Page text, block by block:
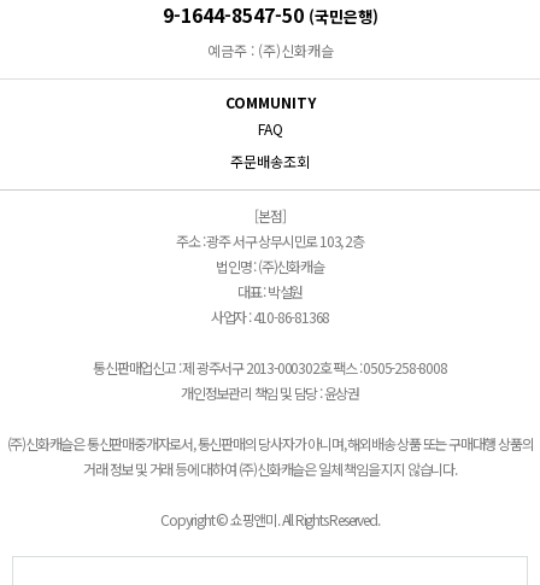
9-1644-8547-50 (국민은행)
예금주 : (주)신화캐슬
COMMUNITY
FAQ
주문배송조회
[본점]
주소 : 광주 서구 상무시민로 103, 2층
법인명 : (주)신화캐슬
대표 : 박설원
사업자 : 410-86-81368
통신판매업신고 : 제 광주서구 2013-000302호 팩스 : 0505-258-8008
개인정보관리 책임 및 담당 : 윤상권
(주)신화캐슬은 통신판매중개자로서, 통신판매의 당사자가 아니며, 해외배송 상품 또는 구매대행 상품의
거래 정보 및 거래 등에 대하여 (주)신화캐슬은 일체 책임을 지지 않습니다.
Copyright © 쇼핑앤미. All Rights Reserved.